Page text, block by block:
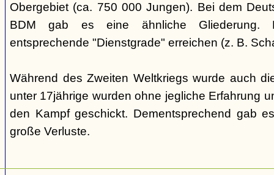
Obergebiet (ca. 750 000 Jungen). Bei dem
BDM gab es eine ähnliche Gliederung.
entsprechende "Dienstgrade" erreichen (z. B.
Während des Zweiten Weltkriegs wurde auch
unter 17jährige wurden ohne jegliche Erfahrung
den Kampf geschickt. Dementsprechend gab
große Verluste.